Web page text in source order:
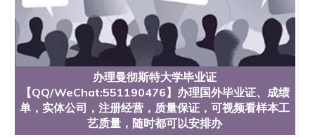
办理曼彻斯特大学毕业证
【QQ/WeChat:551190476】办理国外毕业证、成绩
单，实体公司，注册经营，质量保证，可视频看样本工
艺质量，随时都可以安排办